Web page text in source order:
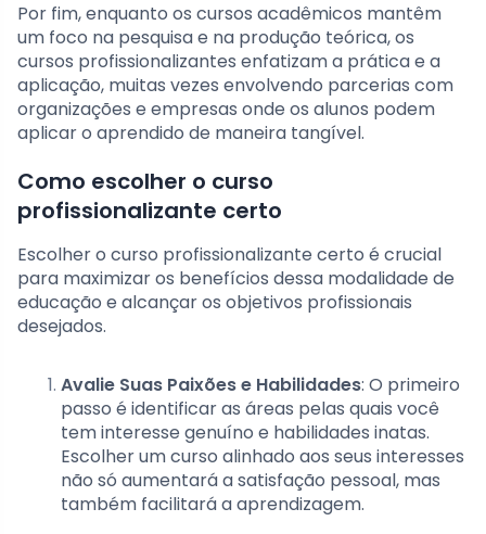
Por fim, enquanto os cursos acadêmicos mantêm
um foco na pesquisa e na produção teórica, os
cursos profissionalizantes enfatizam a prática e a
aplicação, muitas vezes envolvendo parcerias com
organizações e empresas onde os alunos podem
aplicar o aprendido de maneira tangível.
Como escolher o curso
profissionalizante certo
Escolher o curso profissionalizante certo é crucial
para maximizar os benefícios dessa modalidade de
educação e alcançar os objetivos profissionais
desejados.
Avalie Suas Paixões e Habilidades: O primeiro
passo é identificar as áreas pelas quais você
tem interesse genuíno e habilidades inatas.
Escolher um curso alinhado aos seus interesses
não só aumentará a satisfação pessoal, mas
também facilitará a aprendizagem.